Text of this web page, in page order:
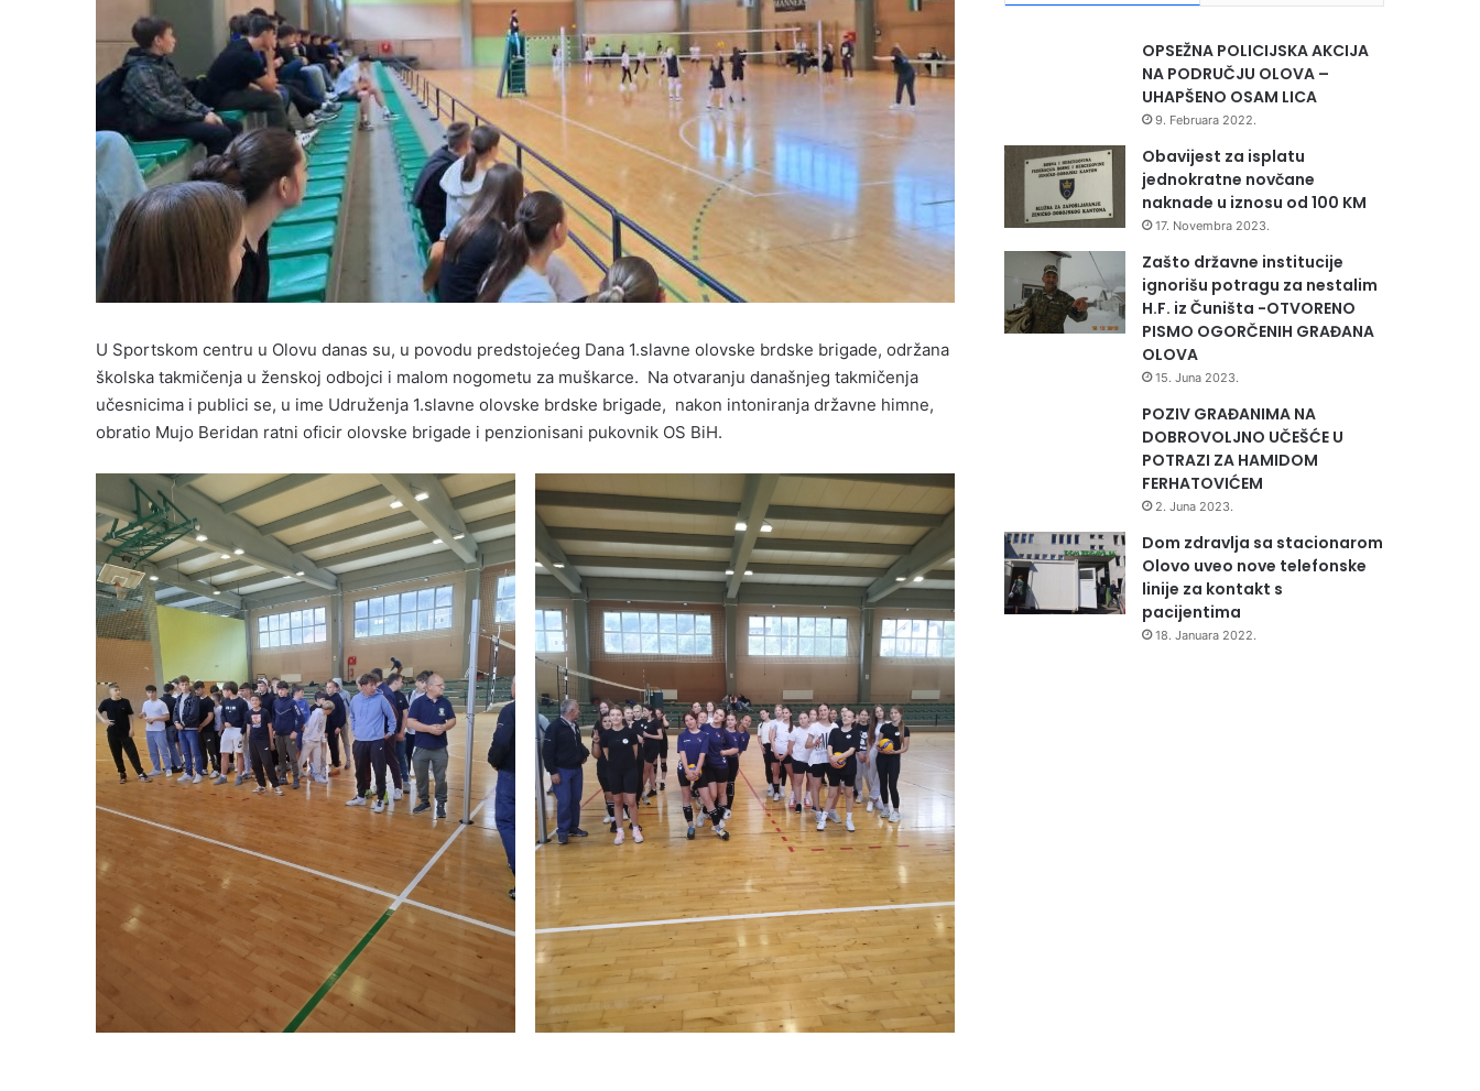
U Sportskom centru u Olovu danas su, u povodu predstojećeg Dana 1.slavne olovske brdske brigade, održana
školska takmičenja u ženskoj odbojci i malom nogometu za muškarce. Na otvaranju današnjeg takmičenja
učesnicima i publici se, u ime Udruženja 1.slavne olovske brdske brigade, nakon intoniranja državne himne,
obratio Mujo Beridan ratni oficir olovske brigade i penzionisani pukovnik OS BiH.
OPSEŽNA POLICIJSKA AKCIJA
NA PODRUČJU OLOVA –
UHAPŠENO OSAM LICA
9. Februara 2022.
Obavijest za isplatu
jednokratne novčane
naknade u iznosu od 100 KM
17. Novembra 2023.
Zašto državne institucije
ignorišu potragu za nestalim
H.F. iz Čuništa -OTVORENO
PISMO OGORČENIH GRAĐANA
OLOVA
15. Juna 2023.
POZIV GRAĐANIMA NA
DOBROVOLJNO UČEŠĆE U
POTRAZI ZA HAMIDOM
FERHATOVIĆEM
2. Juna 2023.
Dom zdravlja sa stacionarom
Olovo uveo nove telefonske
linije za kontakt s
pacijentima
18. Januara 2022.